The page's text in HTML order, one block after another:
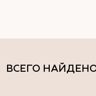
ВСЕГО